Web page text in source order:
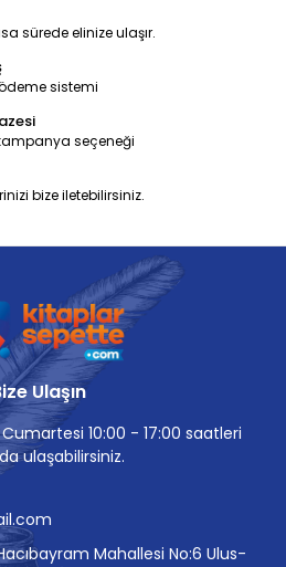
sürede elinize ulaşır.
sistemi
seçeneği
bize iletebilirsiniz.
Ulaşın
10:00 - 17:00 saatleri
ulaşabilirsiniz.
Mahallesi No:6 Ulus-